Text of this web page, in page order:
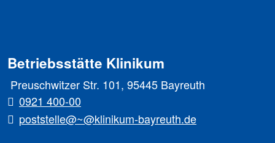
Betriebsstätte Klinikum
Preuschwitzer Str. 101, 95445 Bayreuth
0921 400-00
poststelle@~@klinikum-bayreuth.de